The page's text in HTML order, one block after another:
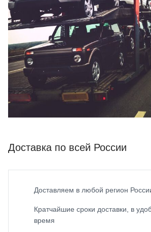
Доставка по всей России
Доставляем в любой регион
Кратчайшие сроки доставки, в
время